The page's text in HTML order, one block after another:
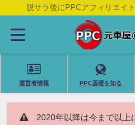
脱サラ後にPPCアフィリエイ
運営者情報 PPC基礎を知る
2020年以降は今まで以上